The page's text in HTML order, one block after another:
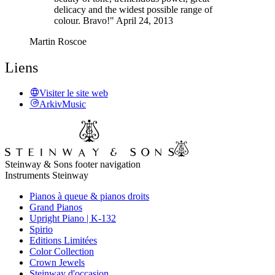
delicacy and the widest possible range of
colour. Bravo!" April 24, 2013
Martin Roscoe
Liens
Visiter le site web
ArkivMusic
Steinway & Sons footer navigation
Instruments Steinway
Pianos à queue & pianos droits
Grand Pianos
Upright Piano | K-132
Spirio
Editions Limitées
Color Collection
Crown Jewels